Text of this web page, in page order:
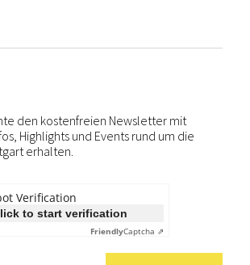
den kostenfreien Newsletter mit
Highlights und Events rund um die
erhalten.
Verification
to start verification
FriendlyCaptcha ⇗